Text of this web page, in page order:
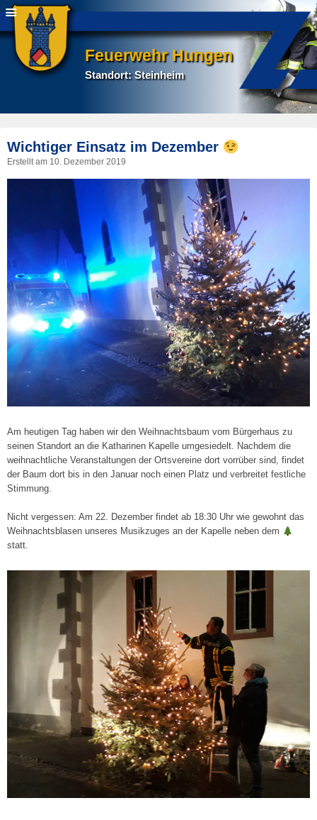
Feuerwehr Hungen
Standort: Steinheim
Wichtiger Einsatz im Dezember
Erstellt am 10. Dezember 2019
Am heutigen Tag haben wir den Weihnachtsbaum vom Bürgerhaus zu
seinen Standort an die Katharinen Kapelle umgesiedelt. Nachdem die
weihnachtliche Veranstaltungen der Ortsvereine dort vorrüber sind, findet
der Baum dort bis in den Januar noch einen Platz und verbreitet festliche
Stimmung.
Nicht vergessen: Am 22. Dezember findet ab 18:30 Uhr wie gewohnt das
Weihnachtsblasen unseres Musikzuges an der Kapelle neben dem
statt.